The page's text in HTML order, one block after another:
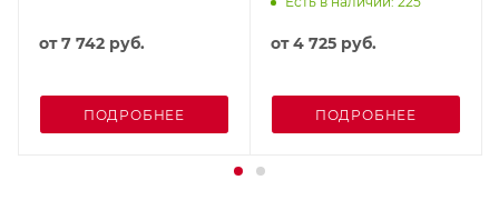
от7 742 руб.
ПОДРОБНЕЕ
от4 725 руб.
ПОДРОБНЕЕ